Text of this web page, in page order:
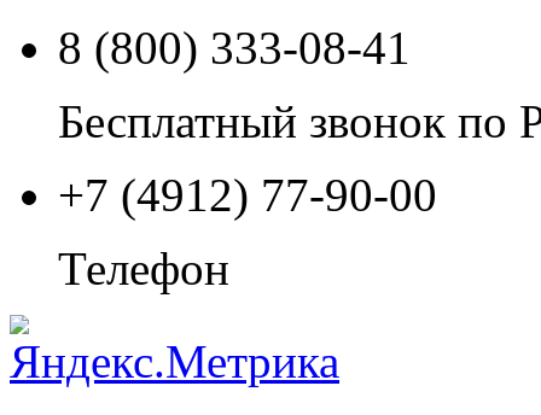
8 (800) 333-08-41
Бесплатный звонок по
+7 (4912) 77-90-00
Телефон